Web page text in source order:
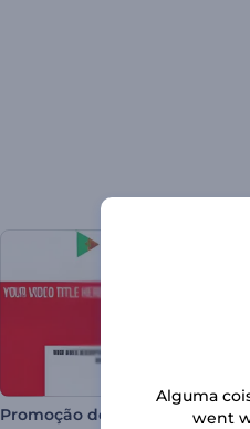
Promoção de YouTube
Alguma
went